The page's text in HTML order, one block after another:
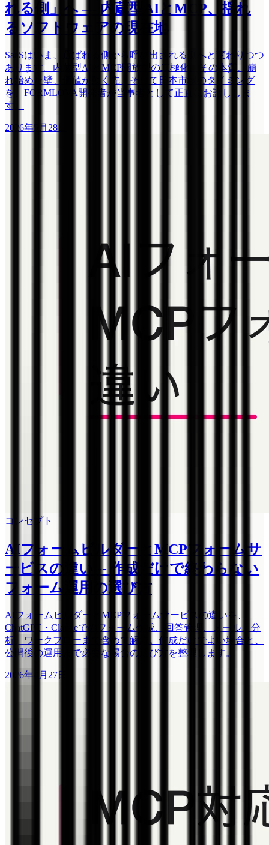
れる側」へ ― 内蔵型AIとMCP、揺れ
るソフトウェアの現在地
SaaSはいま、選ばれる側から呼び出される側へと変わりつつ
あります。内蔵型AIとMCP開放型の二極化、その本質、崩
れ始めた壁、価値が動く先、そして日本市場のタイミング
を、FORMLOVA開発者が当事者として正直にお話ししま
す。
2026年5月28日
コンセプト
AIフォームビルダーとMCPフォームサ
ービスの違い -- 作成だけで終わらない
フォーム運用の選び方
AIフォームビルダーとMCPフォームサービスの違いを、
ChatGPT・Claudeでのフォーム作成、回答管理、メール、分
析、ワークフローまで含めて解説。作成だけでよい場合と、
公開後の運用まで必要な場合の選び方を整理します。
2026年4月27日